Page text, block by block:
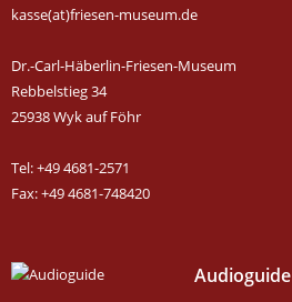
kasse(at)friesen-museum.de
Dr.-Carl-Häberlin-Friesen-Museum
Rebbelstieg 34
25938 Wyk auf Föhr
Tel: +49 4681-2571
Fax: +49 4681-748420
Audioguide